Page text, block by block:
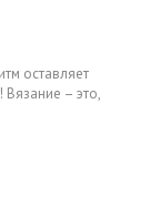
оставляет
– это,